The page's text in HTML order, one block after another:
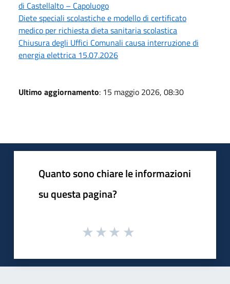
di Castellalto – Capoluogo
Diete speciali scolastiche e modello di certificato
medico per richiesta dieta sanitaria scolastica
Chiusura degli Uffici Comunali causa interruzione di
energia elettrica 15.07.2026
Ultimo aggiornamento: 15 maggio 2026, 08:30
Quanto sono chiare le informazioni
su questa pagina?